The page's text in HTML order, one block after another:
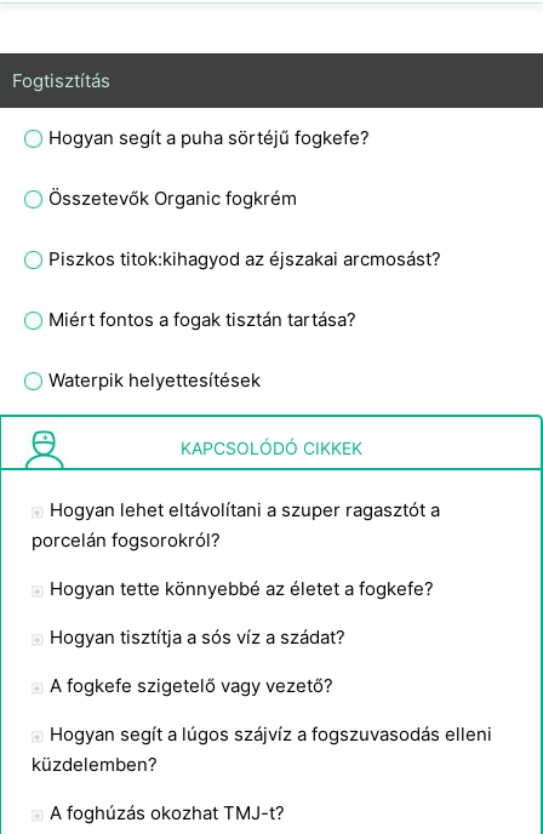
Fogtisztítás
Hogyan segít a puha sörtéjű fogkefe?
Összetevők Organic fogkrém
Piszkos titok:kihagyod az éjszakai arcmosást?
Miért fontos a fogak tisztán tartása?
Waterpik helyettesítések
KAPCSOLÓDÓ CIKKEK
Hogyan lehet eltávolítani a szuper ragasztót a
porcelán fogsorokról?
Hogyan tette könnyebbé az életet a fogkefe?
Hogyan tisztítja a sós víz a szádat?
A fogkefe szigetelő vagy vezető?
Hogyan segít a lúgos szájvíz a fogszuvasodás elleni
küzdelemben?
A foghúzás okozhat TMJ-t?